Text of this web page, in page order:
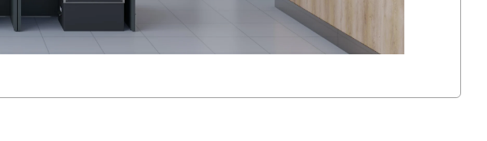
виразний характер торгового простору.
з вітринами на LED-підсвічуванні забезпечують деталізовану